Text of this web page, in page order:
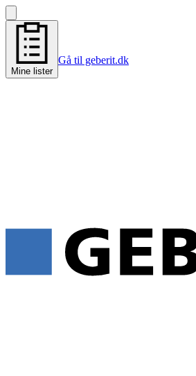
Mine lister
Gå til geberit.dk